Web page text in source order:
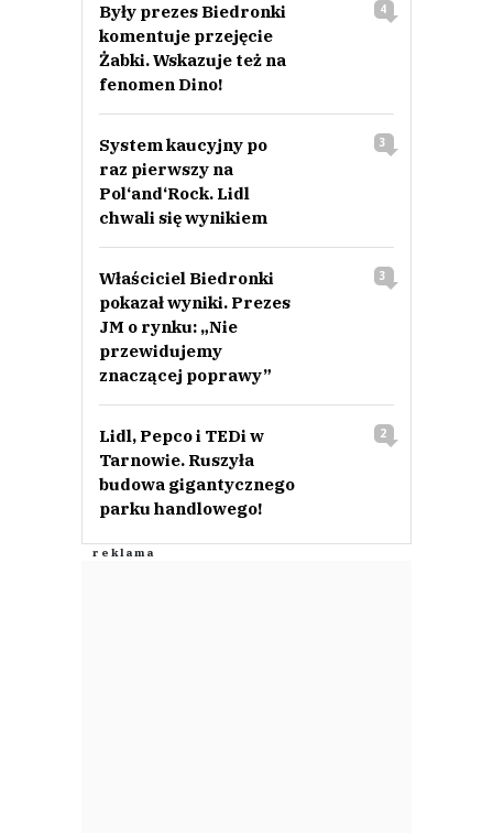
Były prezes Biedronki
komentuje przejęcie
Żabki. Wskazuje też na
fenomen Dino!
4
System kaucyjny po
raz pierwszy na
Pol‘and‘Rock. Lidl
chwali się wynikiem
3
Właściciel Biedronki
pokazał wyniki. Prezes
JM o rynku: „Nie
przewidujemy
znaczącej poprawy”
3
Lidl, Pepco i TEDi w
Tarnowie. Ruszyła
budowa gigantycznego
parku handlowego!
2